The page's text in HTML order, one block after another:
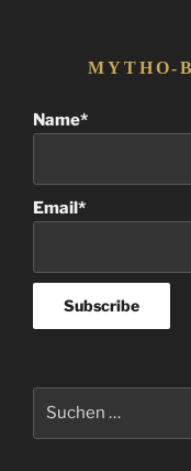
MYTHO-
Name*
Email*